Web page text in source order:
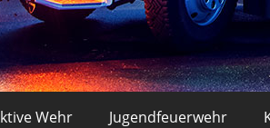
Wehr Jugendfeuerwehr